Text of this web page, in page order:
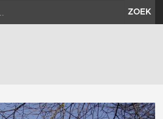
ZOEK